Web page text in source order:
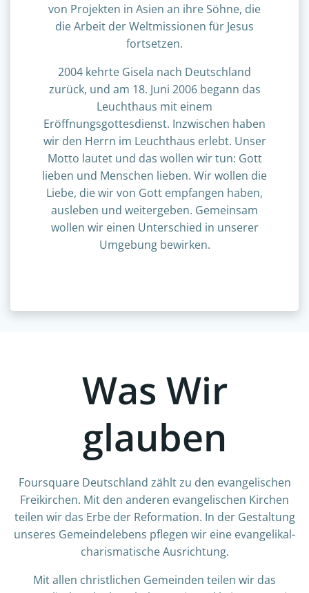
von Projekten in Asien an ihre Söhne, die
die Arbeit der Weltmissionen für Jesus
fortsetzen.
2004 kehrte Gisela nach Deutschland
zurück, und am 18. Juni 2006 begann das
Leuchthaus mit einem
Eröffnungsgottesdienst. Inzwischen haben
wir den Herrn im Leuchthaus erlebt. Unser
Motto lautet und das wollen wir tun: Gott
lieben und Menschen lieben. Wir wollen die
Liebe, die wir von Gott empfangen haben,
ausleben und weitergeben. Gemeinsam
wollen wir einen Unterschied in unserer
Umgebung bewirken.
Was Wir
glauben
Foursquare Deutschland zählt zu den evangelischen
Freikirchen. Mit den anderen evangelischen Kirchen
teilen wir das Erbe der Reformation. In der Gestaltung
unseres Gemeindelebens pflegen wir eine evangelikal-
charismatische Ausrichtung.
Mit allen christlichen Gemeinden teilen wir das